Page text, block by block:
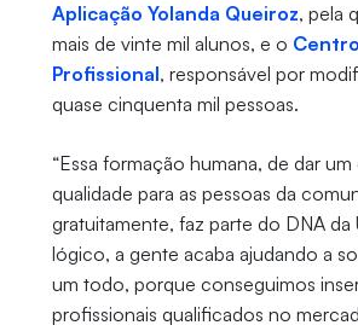
Aplicação Yolanda Queiroz, pela
mais de vinte mil alunos, e o
Profissional, responsável por
quase cinquenta mil pessoas.
“Essa formação humana, de dar
qualidade para as pessoas da
gratuitamente, faz parte do DNA da
lógico, a gente acaba ajudando a
um todo, porque conseguimos
profissionais qualificados no